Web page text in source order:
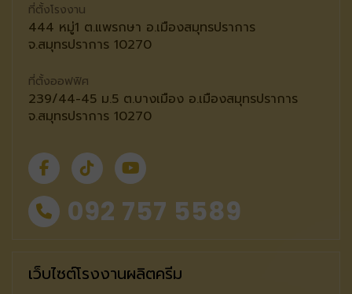
ที่ตั้งโรงงาน
444 หมู่1 ต.แพรกษา อ.เมืองสมุทรปราการ
จ.สมุทรปราการ 10270
ที่ตั้งออฟฟิศ
239/44-45 ม.5 ต.บางเมือง อ.เมืองสมุทรปราการ
จ.สมุทรปราการ 10270
092 757 5589
เว็บไซต์โรงงานผลิตครีม